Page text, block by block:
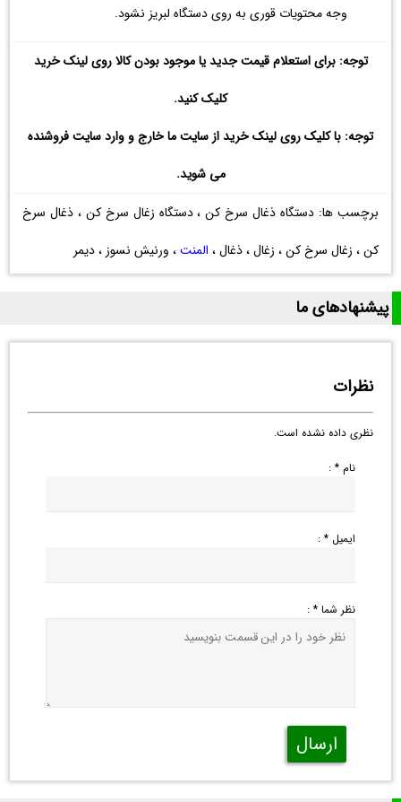
وجه محتویات قوری به روی دستگاه لبریز نشود.
توجه: برای استعلام قیمت جدید یا موجود بودن کالا روی لینک خرید
کلیک کنید.
توجه: با کلیک روی لینک خرید از سایت ما خارج و وارد سایت فروشنده
می شوید.
برچسب ها: دستگاه ذغال سرخ کن ، دستگاه زغال سرخ کن ، ذغال سرخ
کن ، زغال سرخ کن ، زغال ، ذغال ، المنت، ورنیش نسوز ، دیمر
پیشنهادهای ما
نظرات
نظری داده نشده است.
نام * :
ایمیل * :
نظر شما * :
ارسال